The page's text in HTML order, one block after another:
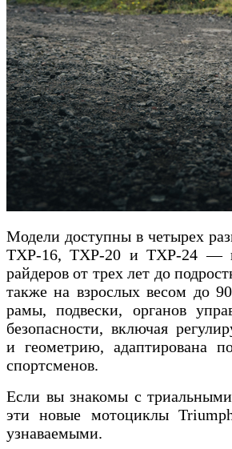
Модели доступны в четырех
TXP-16, TXP-20 и TXP-24 —
райдеров от трех лет до
также на взрослых весом до
рамы, подвески, органов
безопасности, включая
и геометрию, адаптирована
спортсменов.
Если вы знакомы с
эти новые мотоциклы
узнаваемыми.